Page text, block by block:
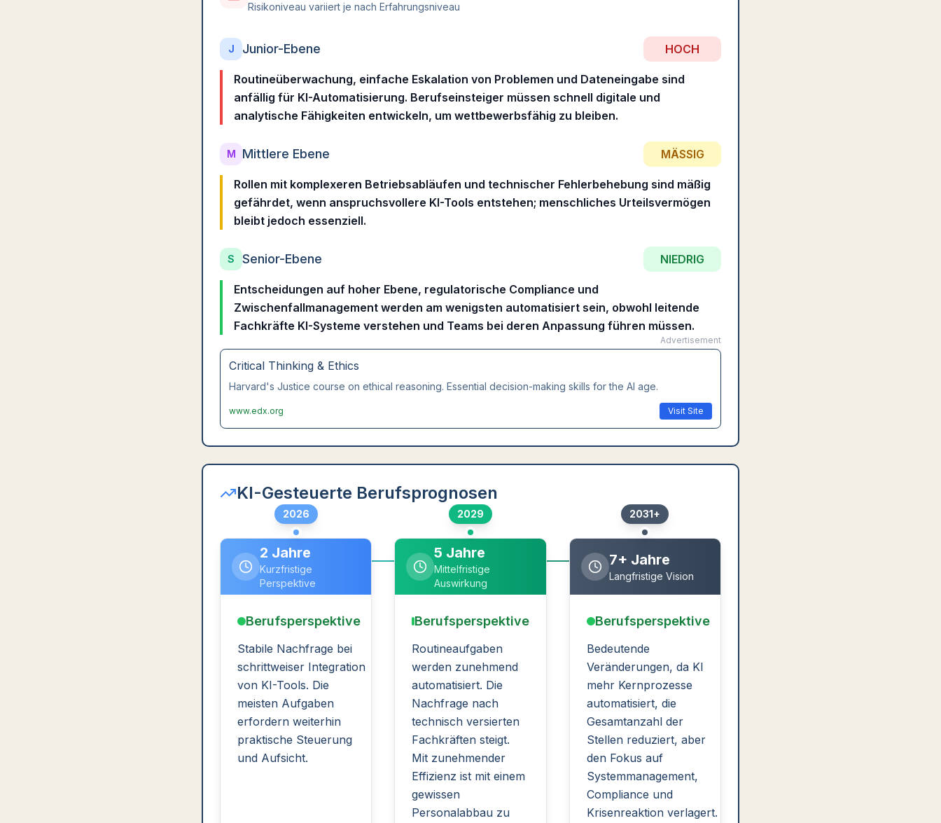
Risikoniveau variiert je nach Erfahrungsniveau
J Junior-Ebene HOCH
Routineüberwachung, einfache Eskalation von Problemen und Dateneingabe sind
anfällig für KI-Automatisierung. Berufseinsteiger müssen schnell digitale und
analytische Fähigkeiten entwickeln, um wettbewerbsfähig zu bleiben.
M Mittlere Ebene MÄSSIG
Rollen mit komplexeren Betriebsabläufen und technischer Fehlerbehebung sind mäßig
gefährdet, wenn anspruchsvollere KI-Tools entstehen; menschliches Urteilsvermögen
bleibt jedoch essenziell.
S Senior-Ebene NIEDRIG
Entscheidungen auf hoher Ebene, regulatorische Compliance und
Zwischenfallmanagement werden am wenigsten automatisiert sein, obwohl leitende
Fachkräfte KI-Systeme verstehen und Teams bei deren Anpassung führen müssen.
Advertisement
Critical Thinking & Ethics
Harvard's Justice course on ethical reasoning. Essential decision-making skills for the AI age.
www.edx.org Visit Site
KI-Gesteuerte Berufsprognosen
2026
2 Jahre
Kurzfristige
Perspektive
Berufsperspektive
Stabile Nachfrage bei
schrittweiser Integration
von KI-Tools. Die
meisten Aufgaben
erfordern weiterhin
praktische Steuerung
und Aufsicht.
2029
5 Jahre
Mittelfristige
Auswirkung
Berufsperspektive
Routineaufgaben
werden zunehmend
automatisiert. Die
Nachfrage nach
technisch versierten
Fachkräften steigt.
Mit zunehmender
Effizienz ist mit einem
gewissen
Personalabbau zu
2031+
7+ Jahre
Langfristige Vision
Berufsperspektive
Bedeutende
Veränderungen, da KI
mehr Kernprozesse
automatisiert, die
Gesamtanzahl der
Stellen reduziert, aber
den Fokus auf
Systemmanagement,
Compliance und
Krisenreaktion verlagert.